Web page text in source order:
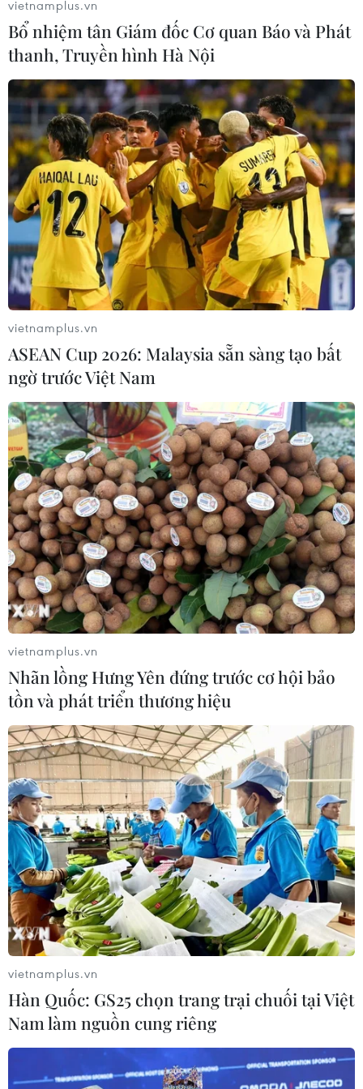
Nga, Mỹ hy vọng tiếp tục đàm phán về
kiểm soát vũ khí vào cuối tháng 7
23/06/2020 11:22
Hai bên thảo luận về ổn định chiến lược và kiểm soát vũ
khí, trong đó có vấn đề gia hạn Hiệp ước cắt giảm vũ
khí tiến công chiến lược (START) và duy trì ổn định.
vietnamplus.vn
Bổ nhiệm tân Giám đốc Cơ quan Báo và Phát
thanh, Truyền hình Hà Nội
vietnamplus.vn
ASEAN Cup 2026: Malaysia sẵn sàng tạo bất
ngờ trước Việt Nam
vietnamplus.vn
Nhãn lồng Hưng Yên đứng trước cơ hội bảo
tồn và phát triển thương hiệu
vietnamplus.vn
Hàn Quốc: GS25 chọn trang trại chuối tại Việt
Nam làm nguồn cung riêng